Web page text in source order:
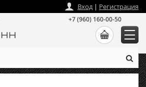
Вход| Регистрация
+7 (960) 160-00-50